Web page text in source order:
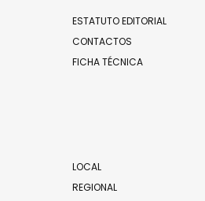
ESTATUTO EDITORIAL
CONTACTOS
FICHA TÉCNICA
LOCAL
REGIONAL